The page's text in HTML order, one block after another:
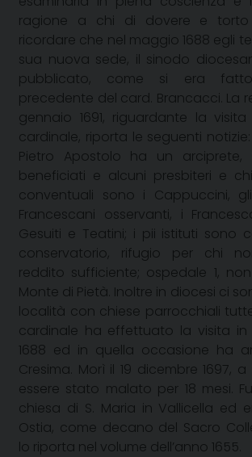
ragione a chi di dovere e
ricordare che nel maggio 1688 egli
sua nuova sede, il sinodo
pubblicato, come si era
precedente del card. Brancacci. La
gennaio 1691, riguardante la
cardinale, riporta le seguenti
Pietro Apostolo ha un
beneficiati e alcuni presbiteri e
conventuali sono i Cappuccini,
Francescani osservanti, i
Gesuiti e Teatini; i pii istituti sono
conservatorio, rifugio per chi
reddito sufficiente; ospedale 1,
Monte di Pietà. Inoltre in diocesi ci
località con chiese parrocchiali
cardinale ha effettuato la visita in
1688 ed in quella occasione ha
Cresima. Morì il 19 dicembre 1697, a
essere stato malato per 18 mesi.
chiesa di S. Maria in Vallicella ed
Ostia, come decano del Sacro
lo riporta nel volume dell’anno 1655.